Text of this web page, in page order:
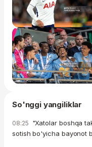
So'nggi yangiliklar
08:25 "Xatolar boshqa
sotish bo'yicha bayonot